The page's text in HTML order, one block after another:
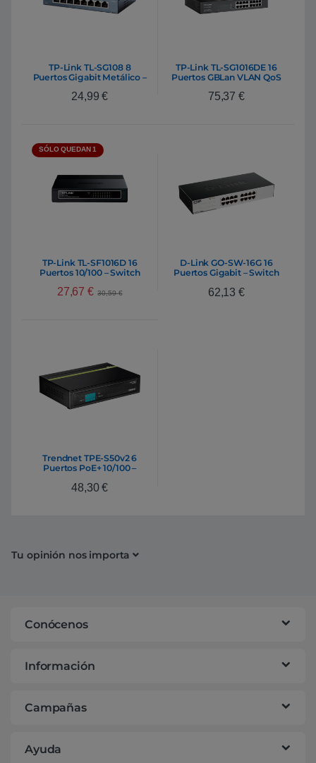
TP-Link TL-SG108 8
Puertos Gigabit Metálico –
24,99€
TP-Link TL-SG1016DE 16
Puertos GBLan VLAN QoS
75,37 €
SÓLO QUEDAN 1
TP-Link TL-SF1016D 16
Puertos 10/100 – Switch
27,67€ 30,59€
D-Link GO-SW-16G 16
Puertos Gigabit – Switch
62,13 €
Trendnet TPE-S50v2 6
Puertos PoE+ 10/100 –
48,30€
Tu opinión nos importa
Conócenos
Información
Campañas
Ayuda